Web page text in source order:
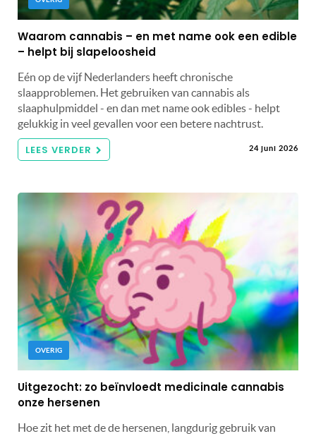
Waarom cannabis – en met name ook een edible
– helpt bij slapeloosheid
Eén op de vijf Nederlanders heeft chronische
slaapproblemen. Het gebruiken van cannabis als
slaaphulpmiddel - en dan met name ook edibles - helpt
gelukkig in veel gevallen voor een betere nachtrust.
LEES VERDER 24 juni 2026
OVERIG
Uitgezocht: zo beïnvloedt medicinale cannabis
onze hersenen
Hoe zit het met de de hersenen, langdurig gebruik van